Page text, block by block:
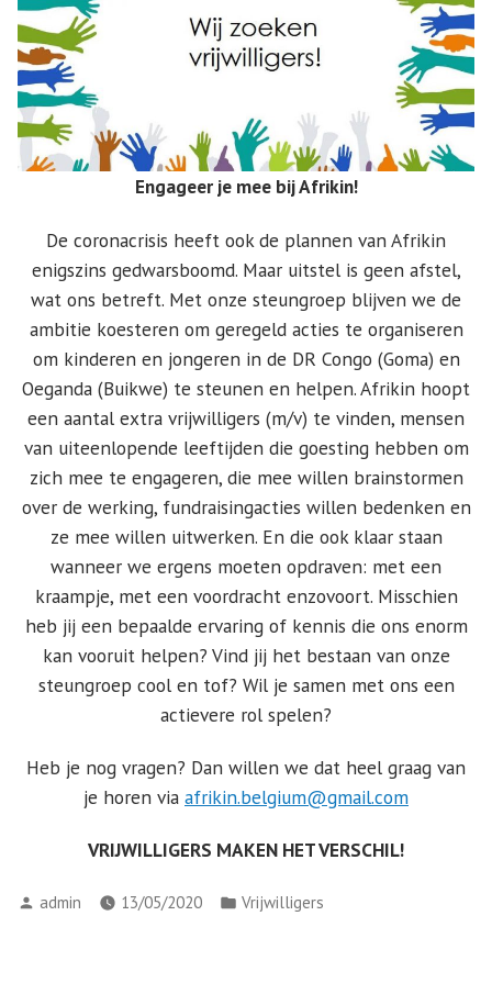
Engageer je mee bij Afrikin!
De coronacrisis heeft ook de plannen van Afrikin
enigszins gedwarsboomd. Maar uitstel is geen afstel,
wat ons betreft. Met onze steungroep blijven we de
ambitie koesteren om geregeld acties te organiseren
om kinderen en jongeren in de DR Congo (Goma) en
Oeganda (Buikwe) te steunen en helpen. Afrikin hoopt
een aantal extra vrijwilligers (m/v) te vinden, mensen
van uiteenlopende leeftijden die goesting hebben om
zich mee te engageren, die mee willen brainstormen
over de werking, fundraisingacties willen bedenken en
ze mee willen uitwerken. En die ook klaar staan
wanneer we ergens moeten opdraven: met een
kraampje, met een voordracht enzovoort. Misschien
heb jij een bepaalde ervaring of kennis die ons enorm
kan vooruit helpen? Vind jij het bestaan van onze
steungroep cool en tof? Wil je samen met ons een
actievere rol spelen?
Heb je nog vragen? Dan willen we dat heel graag van
je horen via afrikin.belgium@gmail.com
VRIJWILLIGERS MAKEN HET VERSCHIL!
admin 13/05/2020 Vrijwilligers